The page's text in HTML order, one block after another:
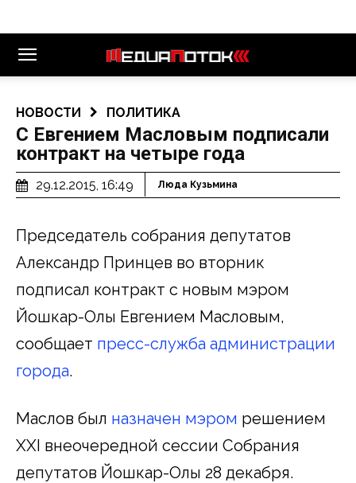
НОВОСТИ ПОЛИТИКА
С Евгением Масловым подписали
контракт на четыре года
29.12.2015, 16:49 Люда Кузьмина
Председатель собрания депутатов
Александр Принцев во вторник
подписал контракт с новым мэром
Йошкар-Олы Евгением Масловым,
сообщает пресс-служба администрации
города.
Маслов был назначен мэром решением
ХХI внеочередной сессии Собрания
депутатов Йошкар-Олы 28 декабря.